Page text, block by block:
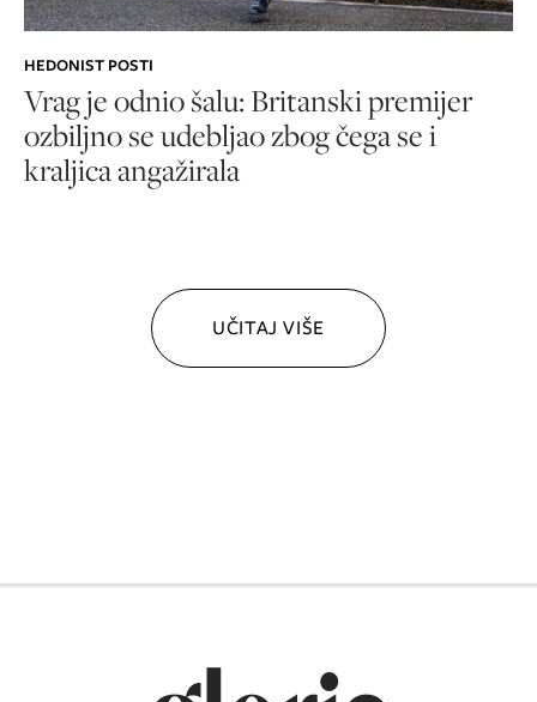
HEDONIST POSTI
Vrag je odnio šalu: Britanski premijer
ozbiljno se udebljao zbog čega se i
kraljica angažirala
UČITAJ VIŠE